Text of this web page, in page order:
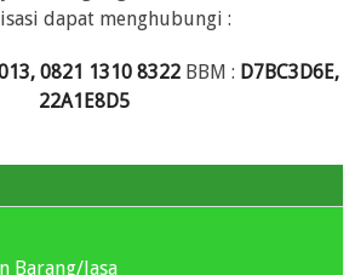
dapat menghubungi :
0821 1310 8322 BBM : D7BC3D6E,
22A1E8D5
Barang/Jasa